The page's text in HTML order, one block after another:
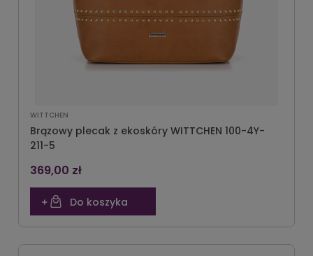
WITTCHEN
Brązowy plecak z ekoskóry WITTCHEN 100-4Y-
211-5
369,00 zł
Do koszyka